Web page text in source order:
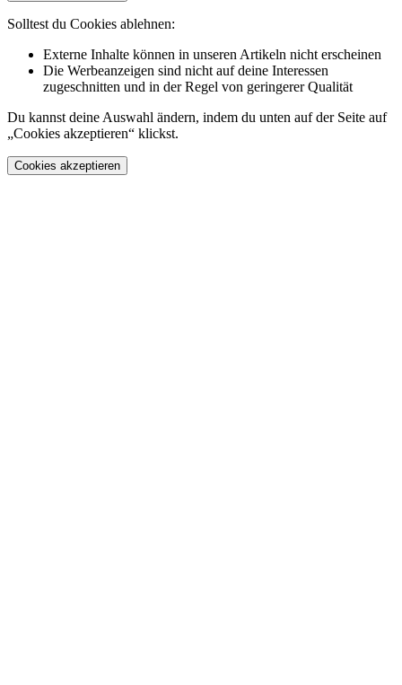
Solltest du Cookies ablehnen:
Externe Inhalte können in unseren Artikeln nicht erscheinen
Die Werbeanzeigen sind nicht auf deine Interessen
zugeschnitten und in der Regel von geringerer Qualität
Du kannst deine Auswahl ändern, indem du unten auf der Seite auf
„Cookies akzeptieren“ klickst.
Cookies akzeptieren